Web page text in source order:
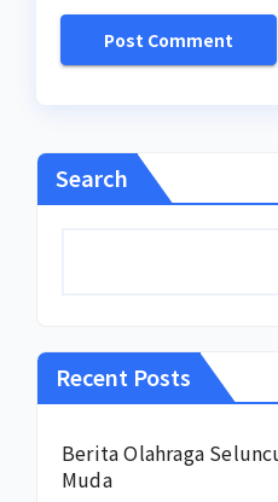
Search
Recent Posts
Berita Olahraga
Muda